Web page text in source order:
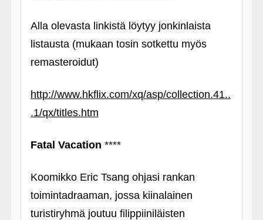
Alla olevasta linkistä löytyy jonkinlaista
listausta (mukaan tosin sotkettu myös
remasteroidut)
http://www.hkflix.com/xq/asp/collection.41..
.1/qx/titles.htm
Fatal Vacation ****
Koomikko Eric Tsang ohjasi rankan
toimintadraaman, jossa kiinalainen
turistiryhmä joutuu filippiiniläisten